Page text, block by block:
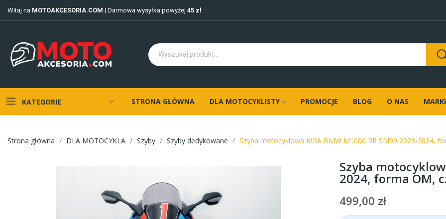
Witaj na MOTOAKCESORIA.COM | Darmowa wysyłka powyżej 45 zł
KATEGORIE STRONA GŁÓWNA DLA MOTOCYKLISTY PROMOCJE BLOG O NAS MARKI
Strona główna DLA MOTOCYKLA Szyby Szyby dedykowane Szyba motocyklowa MRA BMW M1000 RR SM99 2023-2024,
Szyba
2024, forma OM,
499,00 zł